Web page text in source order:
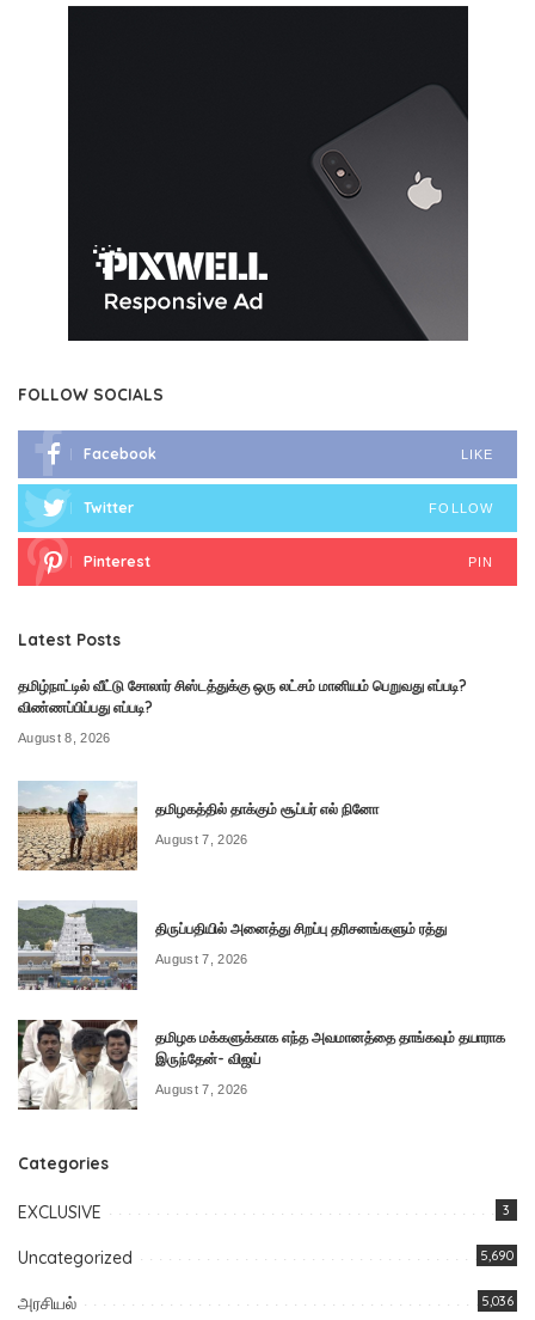
FOLLOW SOCIALS
Facebook LIKE
Twitter FOLLOW
Pinterest PIN
Latest Posts
தமிழ்நாட்டில் வீட்டு சோலார் சிஸ்டத்துக்கு ஒரு லட்சம் மானியம் பெறுவது எப்படி?
விண்ணப்பிப்பது எப்படி?
August 8, 2026
தமிழகத்தில் தாக்கும் சூப்பர் எல் நினோ
August 7, 2026
திருப்பதியில் அனைத்து சிறப்பு தரிசனங்களும் ரத்து
August 7, 2026
தமிழக மக்களுக்காக எந்த அவமானத்தை தாங்கவும் தயாராக
இருந்தேன்- விஜய்
August 7, 2026
Categories
EXCLUSIVE 3
Uncategorized 5,690
அரசியல் 5,036